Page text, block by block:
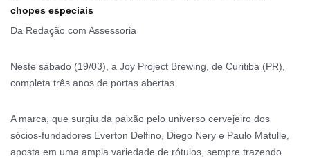
chopes especiais
Da Redação com Assessoria
Neste sábado (19/03), a Joy Project Brewing, de Curitiba (PR),
completa três anos de portas abertas.
A marca, que surgiu da paixão pelo universo cervejeiro dos
sócios-fundadores Everton Delfino, Diego Nery e Paulo Matulle,
aposta em uma ampla variedade de rótulos, sempre trazendo